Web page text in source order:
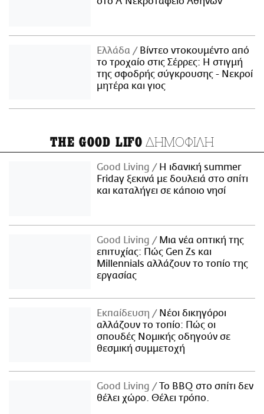
Ελλάδα
Βίντεο ντοκουμέντο από
το τροχαίο στις Σέρρες: Η στιγμή
της σφοδρής σύγκρουσης - Νεκροί
μητέρα και γιος
THE GOOD LIFO ΔΗΜΟΦΙΛΗ
Good Living
Η ιδανική summer
Friday ξεκινά με δουλειά στο σπίτι
και καταλήγει σε κάποιο νησί
Good Living
Μια νέα οπτική της
επιτυχίας: Πώς Gen Zs και
Millennials αλλάζουν το τοπίο της
εργασίας
Εκπαίδευση
Νέοι δικηγόροι
αλλάζουν το τοπίο: Πώς οι
σπουδές Νομικής οδηγούν σε
θεσμική συμμετοχή
Good Living
Το BBQ στο σπίτι δεν
θέλει χώρο. Θέλει τρόπο.